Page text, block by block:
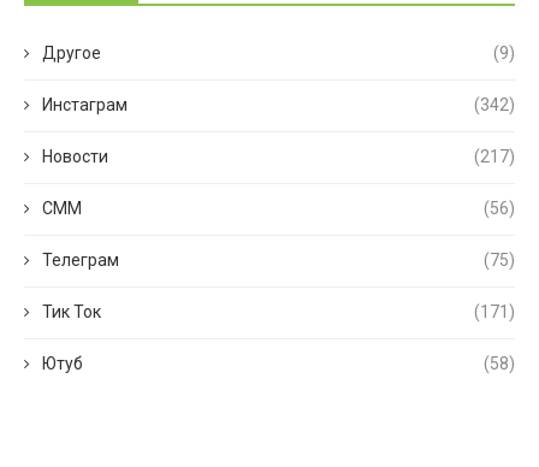
Другое (9)
Инстаграм (342)
Новости (217)
СММ (56)
Телеграм (75)
Тик Ток (171)
Ютуб (58)